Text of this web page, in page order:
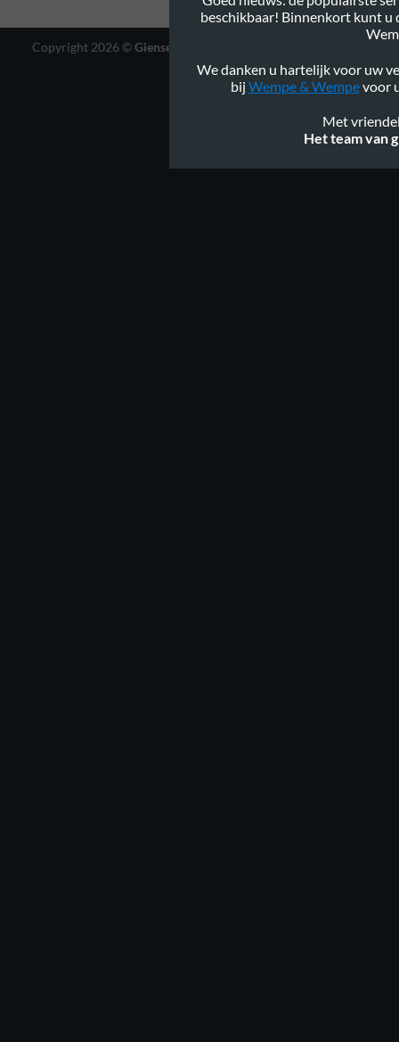
Copyright 2026 ©Gienservies.nl
Design
beschikbaar! Binnenkort kunt u
We danken u hartelijk voor uw
bij Wempe & Wempevoor
Met
Het team van